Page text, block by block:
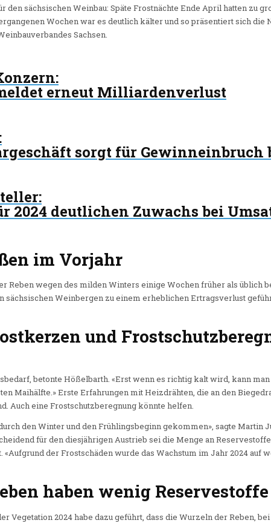
den sächsischen Weinbau: Späte Frostnächte Ende April hatten zu
Wochen war es deutlich kälter und so präsentiert sich die
Sachsen.
:
erneut Milliardenverlust
:
sorgt für Gewinneinbruch
:
2024 deutlichen Zuwachs bei
im Vorjahr
Reben wegen des milden Winters einige Wochen früher als üblich
Weinbergen zu einem erheblichen Ertragsverlust
und
betonte Hößelbarth. «Erst wenn es richtig kalt wird, kann
Maihälfte.» Erste Erfahrungen mit Heizdrähten, die an den
Auch eine Frostschutzberegnung könnte helfen.
den Winter und den Frühlingsbeginn gekommen», sagte Martin
für den diesjährigen Austrieb sei die Menge an
«Aufgrund der Frostschäden wurde das Wachstum im Jahr 2024 auf
haben wenig Reservestoffe
Vegetation 2024 habe dazu geführt, dass die Wurzeln der Reben,